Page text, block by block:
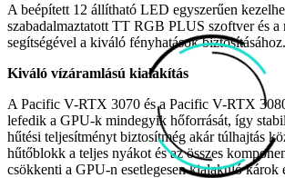
A beépített 12 állítható LED egyszerűen
szabadalmaztatott TT RGB PLUS szoftver és a
segítségével a kiváló fényhatások biztosításához.
Kiváló vízáramlású kialakítás
A Pacific V-RTX 3070 és a Pacific V-RTX
lefedik a GPU-k mindegyik hőforrását, így
hűtési teljesítményt biztosítmég akár túlhajtás
hűtőblokk a teljes nyákot és az összes
csökkenti a GPU-n esetlegesen kialakuló károk